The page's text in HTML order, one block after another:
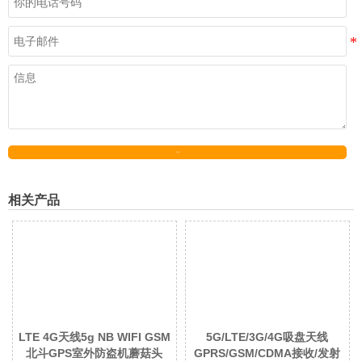
相关产品
LTE 4G天线5g NB WIFI GSM
北斗GPS室外防盗机蘑菇头
5G/LTE/3G/4G吸盘天线
GPRS/GSM/CDMA接收/发射